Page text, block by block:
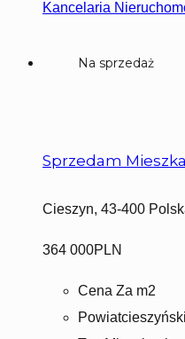
Kancelaria
Na sprzedaż
Sprzedam
Cieszyn, 43-400
364 000PLN
Cena Za m2
Powiatcieszyński